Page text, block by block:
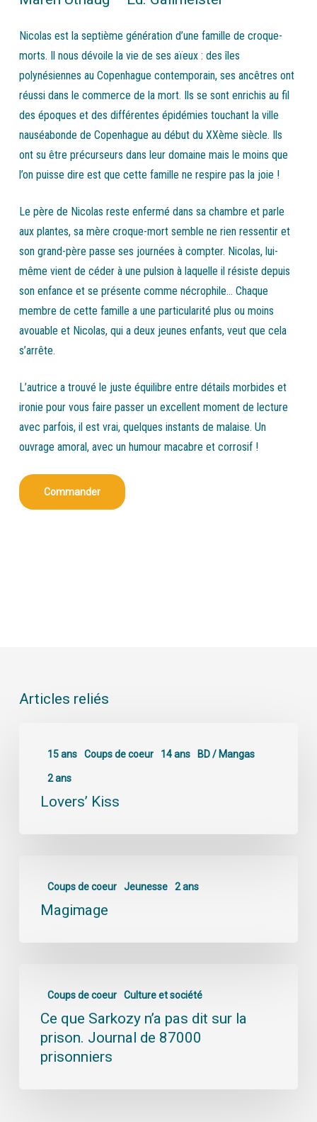
Nicolas est la septième génération d’une famille de croque-
morts. Il nous dévoile la vie de ses aïeux : des îles
polynésiennes au Copenhague contemporain, ses ancêtres ont
réussi dans le commerce de la mort. Ils se sont enrichis au fil
des époques et des différentes épidémies touchant la ville
nauséabonde de Copenhague au début du XXème siècle. Ils
ont su être précurseurs dans leur domaine mais le moins que
l’on puisse dire est que cette famille ne respire pas la joie !
Le père de Nicolas reste enfermé dans sa chambre et parle
aux plantes, sa mère croque-mort semble ne rien ressentir et
son grand-père passe ses journées à compter. Nicolas, lui-
même vient de céder à une pulsion à laquelle il résiste depuis
son enfance et se présente comme nécrophile… Chaque
membre de cette famille a une particularité plus ou moins
avouable et Nicolas, qui a deux jeunes enfants, veut que cela
s’arrête.
L’autrice a trouvé le juste équilibre entre détails morbides et
ironie pour vous faire passer un excellent moment de lecture
avec parfois, il est vrai, quelques instants de malaise. Un
ouvrage amoral, avec un humour macabre et corrosif !
Commander
Articles reliés
15 ans Coups de coeur 14 ans BD / Mangas
2 ans
Lovers’ Kiss
Coups de coeur Jeunesse 2 ans
Magimage
Coups de coeur Culture et société
Ce que Sarkozy n’a pas dit sur la
prison. Journal de 87000
prisonniers